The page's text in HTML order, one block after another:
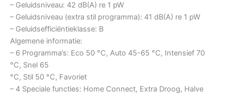
– Geluidsniveau: 42 dB(A) re 1 pW
– Geluidsniveau (extra stil programma): 41 dB(A) re 1 pW
– Geluidsefficiëntieklasse: B
Algemene informatie:
– 6 Programma’s: Eco 50 °C, Auto 45-65 °C, Intensief 70
°C, Snel 65
°C, Stil 50 °C, Favoriet
– 4 Speciale functies: Home Connect, Extra Droog, Halve